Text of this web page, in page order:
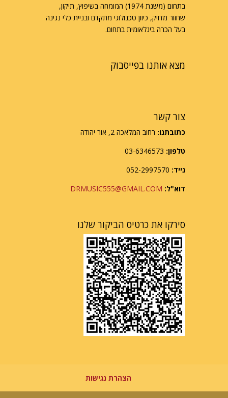
בתחום (משנת 1974) המומחה בשיפוץ, תיקון,
שחזור מדויק, כיוון טכנולוגי מתקדם ובניית כלי נגינה
בעל הכרה בינלאומית בתחום.
מצא אותנו בפייסבוק
צור קשר
כתובתנו: רחוב המלאכה 2, אור יהודה
טלפון:
נייד:
דוא"ל: DRMUSIC555@GMAIL.COM
סירקו את כרטיס הביקור שלנו
הצהרת נגישות